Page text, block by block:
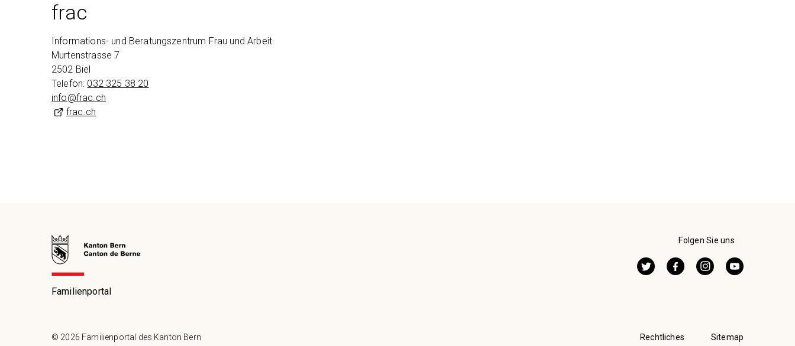
frac
Informations- und Beratungszentrum Frau und Arbeit
Murtenstrasse 7
2502 Biel
Telefon: 032 325 38 20
info@frac.ch
frac.ch
Familienportal
Folgen Sie uns
TwitterFacebookInstagramYoutube
© 2026 Familienportal des Kanton Bern Rechtliches Sitemap